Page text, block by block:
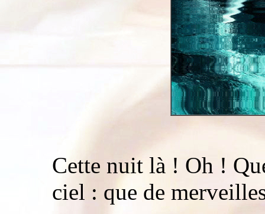
Cette nuit là ! Oh !
ciel : que de